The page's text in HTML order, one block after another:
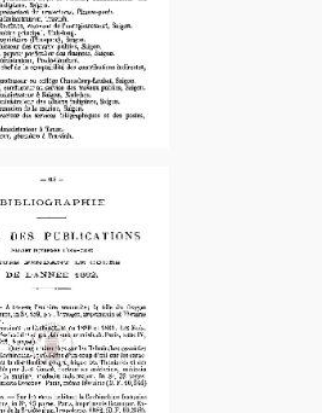
1883-2e Tri.
1883-3e + 4e Tri.
1883-2e Tri.